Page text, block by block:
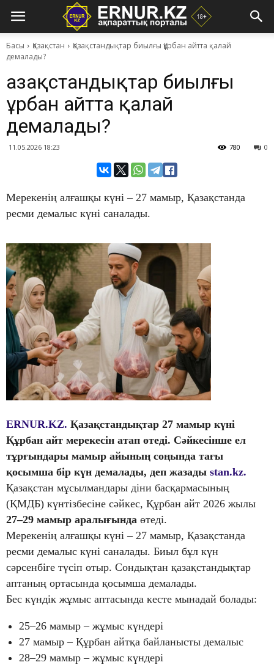
Басы Қазақстан
Қазақстандықтар биылғы Құрбан айтта қалай
демалады?
Қазақстандықтар биылғы
Құрбан айтта қалай
демалады?
11.05.2026 18:23 0
780
Мерекенің алғашқы күні – 27 мамыр, Қазақстанда
ресми демалыс күні саналады.
ERNUR.KZ. Қазақстандықтар 27 мамыр күні
Құрбан айт мерекесін атап өтеді. Сәйкесінше ел
тұрғындары мамыр айының соңында тағы
қосымша бір күн демалады, деп жазады stan.kz.
Қазақстан мұсылмандары діни басқармасының
(ҚМДБ) күнтізбесіне сәйкес, Құрбан айт 2026 жылы
27–29 мамыр аралығында өтеді.
Мерекенің алғашқы күні – 27 мамыр, Қазақстанда
ресми демалыс күні саналады. Биыл бұл күн
сәрсенбіге түсіп отыр. Сондықтан қазақстандықтар
аптаның ортасында қосымша демалады.
Бес күндік жұмыс аптасында кесте мынадай болады:
25–26 мамыр – жұмыс күндері
27 мамыр – Құрбан айтқа байланысты демалыс
28–29 мамыр – жұмыс күндері